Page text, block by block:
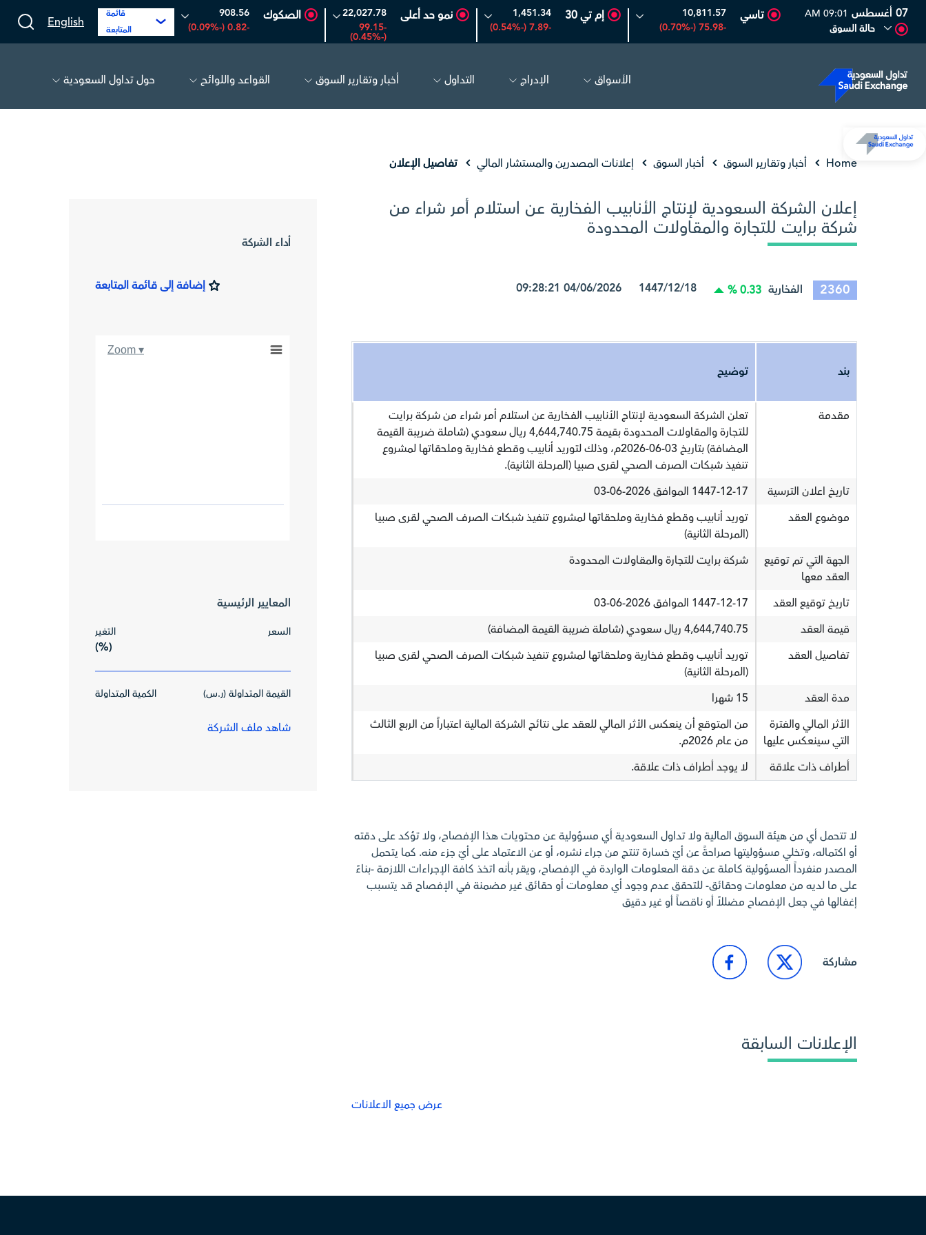
07 أغسطس
09:01 AM
حالة السوق
تاسي
10,811.57
-75.98 (-0.70%)
إم تي 30
1,451.34
-7.89 (-0.54%)
نمو حد أعلى
22,027.78
-99.15
(-0.45%)
الصكوك
908.56
-0.82 (-0.09%)
قائمة
المتابعة
English
الأسواق الإدراج التداول أخبار وتقارير السوق القواعد واللوائح حول تداول السعودية
Home أخبار وتقارير السوق أخبار السوق إعلانات المصدرين والمستشار المالي تفاصيل الإعلان
إعلان الشركة السعودية لإنتاج الأنابيب الفخارية عن استلام أمر شراء من
شركة برايت للتجارة والمقاولات المحدودة
2360 الفخارية 0.33 %
1447/12/18 04/06/2026 09:28:21
بند توضيح
مقدمة
تعلن الشركة السعودية لإنتاج الأنابيب الفخارية عن استلام أمر شراء من شركة برايت
للتجارة والمقاولات المحدودة بقيمة 4,644,740.75 ريال سعودي (شاملة ضريبة القيمة
المضافة) بتاريخ 03-06-2026م، وذلك لتوريد أنابيب وقطع فخارية وملحقاتها لمشروع
تنفيذ شبكات الصرف الصحي لقرى صبيا (المرحلة الثانية).
تاريخ اعلان الترسية
1447-12-17 الموافق 2026-06-03
موضوع العقد
توريد أنابيب وقطع فخارية وملحقاتها لمشروع تنفيذ شبكات الصرف الصحي لقرى صبيا
(المرحلة الثانية)
الجهة التي تم توقيع
العقد معها
شركة برايت للتجارة والمقاولات المحدودة
تاريخ توقيع العقد
1447-12-17 الموافق 2026-06-03
قيمة العقد
4,644,740.75 ريال سعودي (شاملة ضريبة القيمة المضافة)
تفاصيل العقد
توريد أنابيب وقطع فخارية وملحقاتها لمشروع تنفيذ شبكات الصرف الصحي لقرى صبيا
(المرحلة الثانية)
مدة العقد
15 شهرا
الأثر المالي والفترة
التي سينعكس عليها
من المتوقع أن ينعكس الأثر المالي للعقد على نتائج الشركة المالية اعتباراً من الربع الثالث
من عام 2026م.
أطراف ذات علاقة
لا يوجد أطراف ذات علاقة.
لا تتحمل أي من هيئة السوق المالية ولا تداول السعودية أي مسؤولية عن محتويات هذا الإفصاح، ولا تؤكد على دقته
أو اكتماله، وتخلي مسؤوليتها صراحةً عن أيّ خسارة تنتج من جراء نشره، أو عن الاعتماد على أيّ جزء منه. كما يتحمل
المصدر منفرداً المسؤولية كاملة عن دقة المعلومات الواردة في الإفصاح، ويقر بأنه اتخذ كافة الإجراءات اللازمة -بناءً
على ما لديه من معلومات وحقائق- للتحقق عدم وجود أي معلومات أو حقائق غير مضمنة في الإفصاح قد يتسبب
إغفالها في جعل الإفصاح مضللاً أو ناقصاً أو غير دقيق
مشاركة
الإعلانات السابقة
عرض جميع الاعلانات
أداء الشركة
إضافة إلى قائمة المتابعة
Zoom ▾
المعايير الرئيسية
السعر التغير
(%)
القيمة المتداولة (ر.س) الكمية المتداولة
شاهد ملف الشركة